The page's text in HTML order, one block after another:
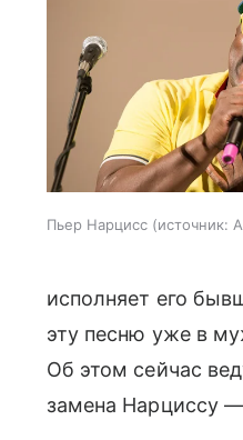
Пьер Нарцисс источник:
исполняет его
эту песню уже в
Об этом сейчас
замена Нарциссу